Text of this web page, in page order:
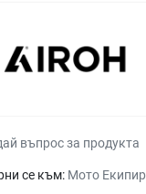
въпрос за продукта
се към: Мото